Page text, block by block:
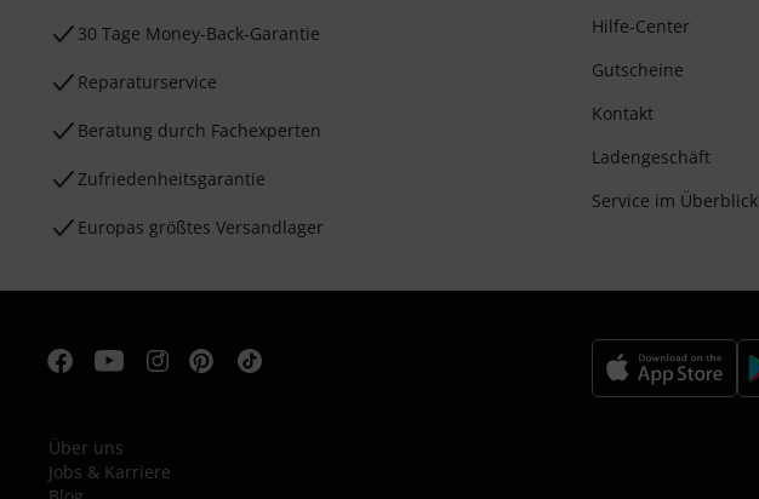
30 Tage Money-Back-Garantie
Reparaturservice
Beratung durch Fachexperten
Zufriedenheitsgarantie
Europas größtes Versandlager
Hilfe-Center
Gutscheine
Kontakt
Ladengeschäft
Service im Überblick
Über uns
Jobs & Karriere